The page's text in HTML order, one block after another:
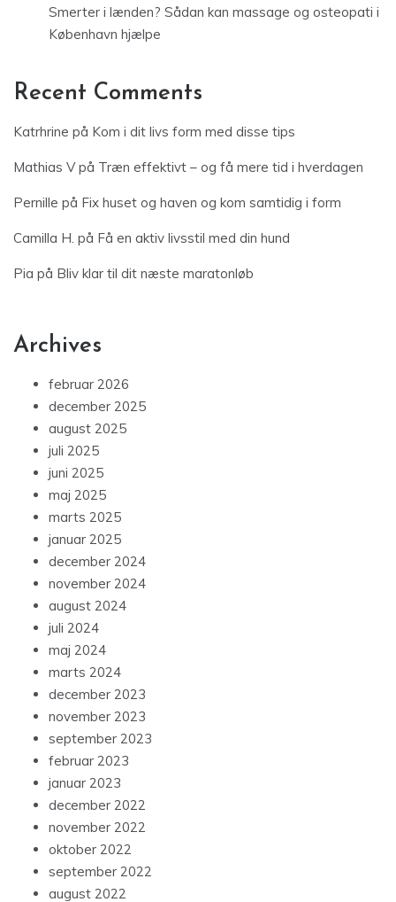
Smerter i lænden? Sådan kan massage og osteopati i
København hjælpe
Recent Comments
Katrhrine på Kom i dit livs form med disse tips
Mathias Vpå Træn effektivt – og få mere tid i hverdagen
Pernille på Fix huset og haven og kom samtidig i form
Camilla H. på Få en aktiv livsstil med din hund
Pia på Bliv klar til dit næste maratonløb
Archives
februar 2026
december 2025
august 2025
juli 2025
juni 2025
maj 2025
marts 2025
januar 2025
december 2024
november 2024
august 2024
juli 2024
maj 2024
marts 2024
december 2023
november 2023
september 2023
februar 2023
januar 2023
december 2022
november 2022
oktober 2022
september 2022
august 2022